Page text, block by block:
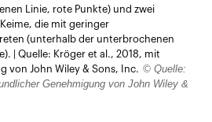
Linie, rote Punkte) und zwei
die mit geringer
(unterhalb der unterbrochenen
| Quelle: Kröger et al., 2018, mit
von John Wiley & Sons, Inc. © Quelle:
Genehmigung von John Wiley &